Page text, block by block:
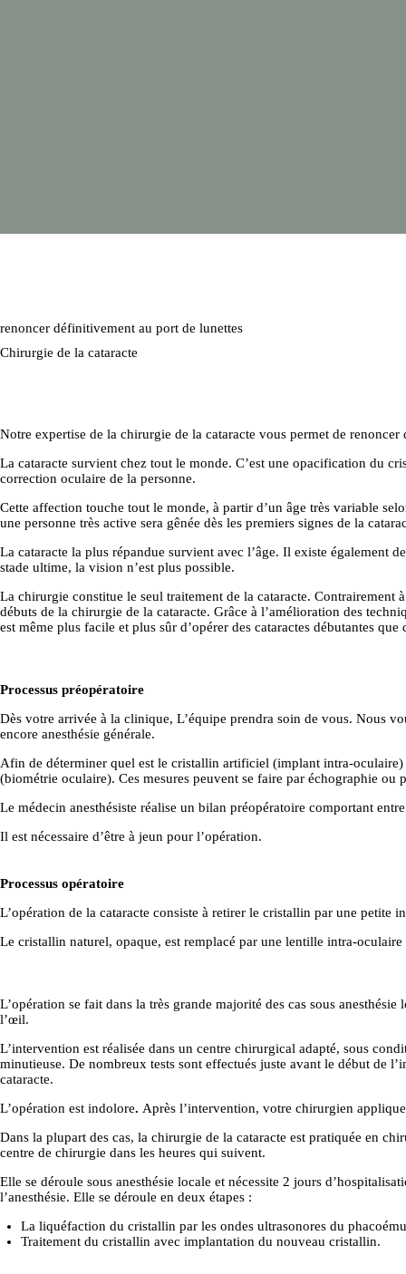
ACCUEIL
ESTHÉTIQU
INTERVENT
ION
TARIFS
A PROPOS
SÉJOUR
renoncer définitivement au port de lunettes
Chirurgie de la cataracte
Notre expertise de la chirurgie de la cataracte vous permet de
La cataracte survient chez tout le monde. C’est une opacification du
correction oculaire de la personne.
Cette affection touche tout le monde, à partir d’un âge très variable
une personne très active sera gênée dès les premiers signes de la
La cataracte la plus répandue survient avec l’âge. Il existe également
stade ultime, la vision n’est plus possible.
La chirurgie constitue le seul traitement de la cataracte. Contrairement
débuts de la chirurgie de la cataracte. Grâce à l’amélioration des
est même plus facile et plus sûr d’opérer des cataractes débutantes
Processus préopératoire
Dès votre arrivée à la clinique, L’équipe prendra soin de vous. Nous
encore anesthésie générale.
Afin de déterminer quel est le cristallin artificiel (implant intra-
(biométrie oculaire). Ces mesures peuvent se faire par échographie ou
Le médecin anesthésiste réalise un bilan préopératoire comportant
Il est nécessaire d’être à jeun pour l’opération.
Processus opératoire
L’opération de la cataracte consiste à retirer le cristallin par une
Le cristallin naturel, opaque, est remplacé par une lentille intra-
L’opération se fait dans la très grande majorité des cas sous
l’œil.
L’intervention est réalisée dans un centre chirurgical adapté, sous
minutieuse. De nombreux tests sont effectués juste avant le début de
cataracte.
L’opération est indolore. Après l’intervention, votre chirurgien
Dans la plupart des cas, la chirurgie de la cataracte est pratiquée en
centre de chirurgie dans les heures qui suivent.
Elle se déroule sous anesthésie locale et nécessite 2 jours
l’anesthésie. Elle se déroule en deux étapes :
La liquéfaction du cristallin par les ondes ultrasonores du
Traitement du cristallin avec implantation du nouveau cristallin.